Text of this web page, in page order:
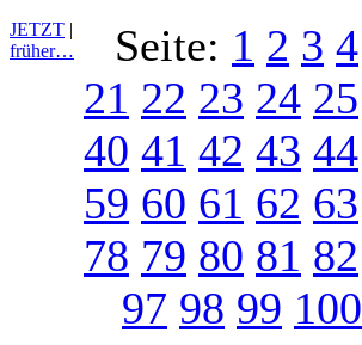
JETZT |
früher…
Seite: 1 2 3 4
21 22 23 24 25
40 41 42 43 44
59 60 61 62 63
78 79 80 81 82
97 98 99 100